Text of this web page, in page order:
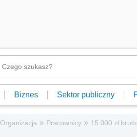
Biznes Sektor publiczny
Organizacja » Pracownicy » 15 000 zł